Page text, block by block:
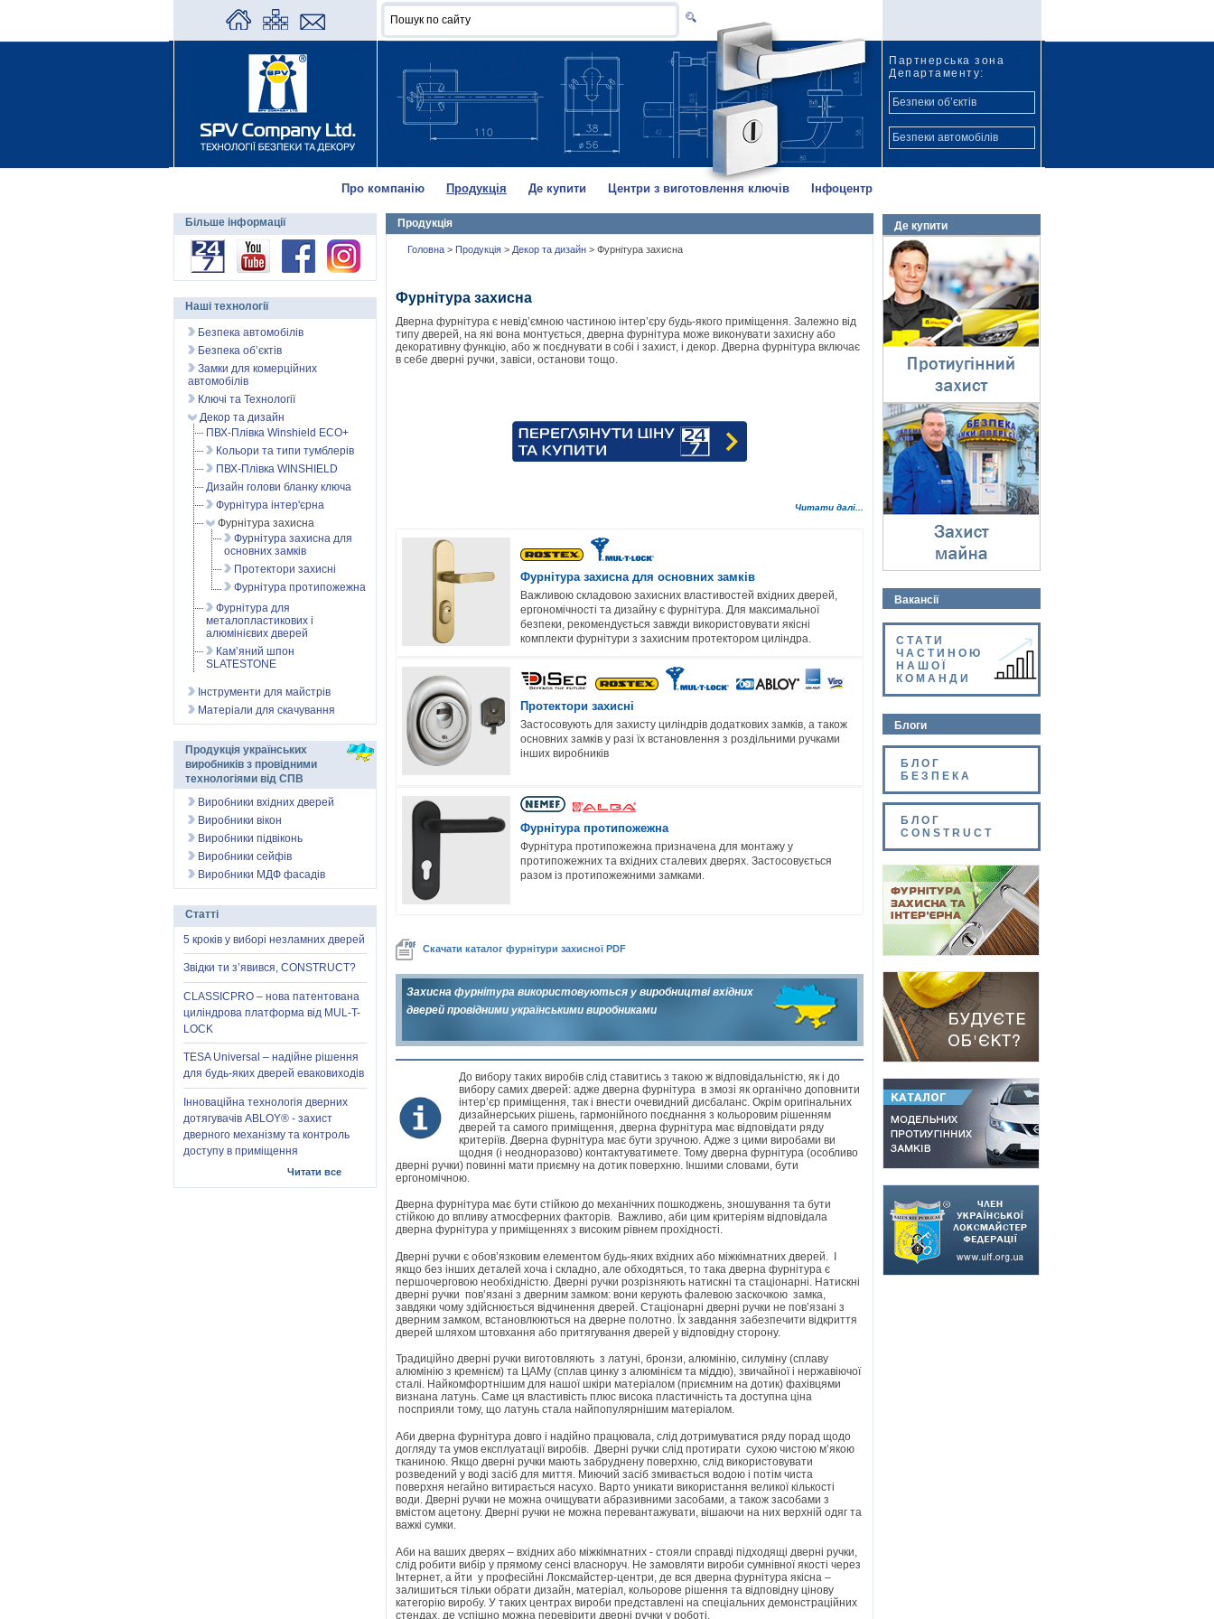
Партнерська зона
Департаменту:
Безпеки об’єктів
Безпеки автомобілів
Про компанію Продукція Де купити Центри з виготовлення ключів Інфоцентр
Продукція
Головна > Продукція > Декор та дизайн > Фурнітура захисна
Фурнітура захисна
Дверна фурнітура є невід’ємною частиною інтер’єру будь-якого приміщення. Залежно від
типу дверей, на які вона монтується, дверна фурнітура може виконувати захисну або
декоративну функцію, або ж поєднувати в собі і захист, і декор. Дверна фурнітура включає
в себе дверні ручки, завіси, останови тощо.
Читати далі...
Фурнітура захисна для основних замків
Важливою складовою захисних властивостей вхідних дверей,
ергономічності та дизайну є фурнітура. Для максимальної
безпеки, рекомендується завжди використовувати якісні
комплекти фурнітури з захисним протектором циліндра.
Протектори захисні
Застосовують для захисту циліндрів додаткових замків, а також
основних замків у разі їх встановлення з роздільними ручками
інших виробників
Фурнітура протипожежна
Фурнітура протипожежна призначена для монтажу у
протипожежних та вхідних сталевих дверях. Застосовується
разом із протипожежними замками.
Скачати каталог фурнітури захисної PDF
Захисна фурнітура використовуються у виробництві вхідних
дверей провідними українськими виробниками
До вибору таких виробів слід ставитись з такою ж відповідальністю, як і до
вибору самих дверей: адже дверна фурнітура в змозі як органічно доповнити
інтер’єр приміщення, так і внести очевидний дисбаланс. Окрім оригінальних
дизайнерських рішень, гармонійного поєднання з кольоровим рішенням
дверей та самого приміщення, дверна фурнітура має відповідати ряду
критеріїв. Дверна фурнітура має бути зручною. Адже з цими виробами ви
щодня (і неодноразово) контактуватимете. Тому дверна фурнітура (особливо
дверні ручки) повинні мати приємну на дотик поверхню. Іншими словами, бути
ергономічною.
Дверна фурнітура має бути стійкою до механічних пошкоджень, зношування та бути
стійкою до впливу атмосферних факторів. Важливо, аби цим критеріям відповідала
дверна фурнітура у приміщеннях з високим рівнем прохідності.
Дверні ручки є обов’язковим елементом будь-яких вхідних або міжкімнатних дверей. І
якщо без інших деталей хоча і складно, але обходяться, то така дверна фурнітура є
першочерговою необхідністю. Дверні ручки розрізняють натискні та стаціонарні. Натискні
дверні ручки пов’язані з дверним замком: вони керують фалевою заскочкою замка,
завдяки чому здійснюється відчинення дверей. Стаціонарні дверні ручки не пов’язані з
дверним замком, встановлюються на дверне полотно. Їх завдання забезпечити відкриття
дверей шляхом штовхання або притягування дверей у відповідну сторону.
Традиційно дверні ручки виготовляють з латуні, бронзи, алюмінію, силуміну (сплаву
алюмінію з кремнієм) та ЦАМу (сплав цинку з алюмінієм та міддю), звичайної і нержавіючої
сталі. Найкомфортнішим для нашої шкіри матеріалом (приємним на дотик) фахівцями
визнана латунь. Саме ця властивість плюс висока пластичність та доступна ціна
посприяли тому, що латунь стала найпопулярнішим матеріалом.
Аби дверна фурнітура довго і надійно працювала, слід дотримуватися ряду порад щодо
догляду та умов експлуатації виробів. Дверні ручки слід протирати сухою чистою м’якою
тканиною. Якщо дверні ручки мають забруднену поверхню, слід використовувати
розведений у воді засіб для миття. Миючий засіб змивається водою і потім чиста
поверхня негайно витирається насухо. Варто уникати використання великої кількості
води. Дверні ручки не можна очищувати абразивними засобами, а також засобами з
вмістом ацетону. Дверні ручки не можна перевантажувати, вішаючи на них верхній одяг та
важкі сумки.
Аби на ваших дверях – вхідних або міжкімнатних - стояли справді підходящі дверні ручки,
слід робити вибір у прямому сенсі власноруч. Не замовляти вироби сумнівної якості через
Інтернет, а йти у професійні Локсмайстер-центри, де вся дверна фурнітура якісна –
залишиться тільки обрати дизайн, матеріал, кольорове рішення та відповідну цінову
категорію виробу. У таких центрах вироби представлені на спеціальних демонстраційних
стендах, де успішно можна перевірити дверні ручки у роботі.
Де купити
Протиугінний захист
⇓
Захист майна
⇓
Вакансії
СТАТИ
ЧАСТИНОЮ
НАШОЇ
КОМАНДИ
Блоги
БЛОГ
БЕЗПЕКА
БЛОГ
CONSTRUCT
Більше інформації
Наші технології
Безпека автомобілів
Безпека об’єктів
Замки для комерційних
автомобілів
Ключі та Технології
Декор та дизайн
ПВХ-Плівка Winshield ECO+
Кольори та типи тумблерів
ПВХ-Плівка WINSHIELD
Дизайн голови бланку ключа
Фурнітура інтер'єрна
Фурнітура захисна
Фурнітура захисна для
основних замків
Протектори захисні
Фурнітура протипожежна
Фурнітура для
металопластикових і
алюмінієвих дверей
Кам’яний шпон
SLATESTONE
Інструменти для майстрів
Матеріали для скачування
Продукція українських
виробників з провідними
технологіями від СПВ
Виробники вхідних дверей
Виробники вікон
Виробники підвіконь
Виробники сейфів
Виробники МДФ фасадів
Статті
5 кроків у виборі незламних дверей
Звідки ти з’явився, CONSTRUCT?
CLASSICPRO – нова патентована
циліндрова платформа від MUL-T-
LOCK
TESA Universal – надійне рішення
для будь-яких дверей еваковиходів
Інноваційна технологія дверних
дотягувачів ABLOY® - захист
дверного механізму та контроль
доступу в приміщення
Читати все